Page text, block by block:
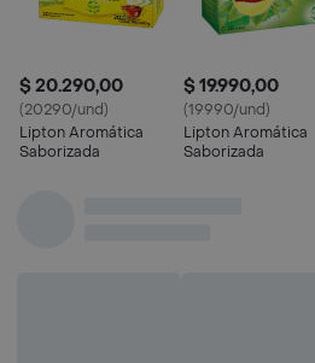
$ 20.290,00
(20290/und)
Lipton Aromática
Saborizada
$ 19.990,00
(19990/und)
Lipton Aromática
Saborizada